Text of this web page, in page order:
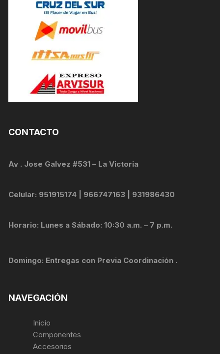
CONTACTO
Av . Jose Galvez #531 – La Victoria
Celular: 951915174 | 966747163 | 931986430
Horario: Lunes a Sábado: 10:30 a.m. – 7 p.m.
Domingo: Entregas con Previa Coordinación .
NAVEGACIÓN
Inicio
Componentes
Accesorios